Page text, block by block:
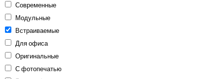
Современные
Модульные
Встраиваемые
Для офиса
Оригинальные
С фотопечатью